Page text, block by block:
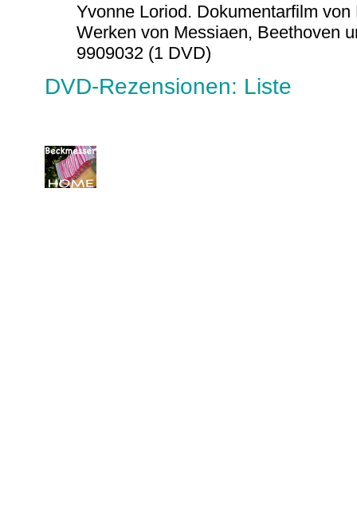
Yvonne Loriod. Dokumentarfilm
Werken von Messiaen, Beethoven
9909032 (1 DVD)
DVD-Rezensionen: Liste